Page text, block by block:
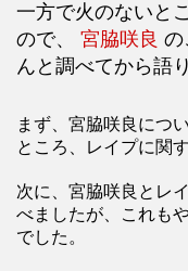
一方で火のないと
ので、 宮脇咲良 の
んと調べてから語
まず、宮脇咲良につ
ところ、レイプに関
次に、宮脇咲良とレ
べましたが、これも
でした。